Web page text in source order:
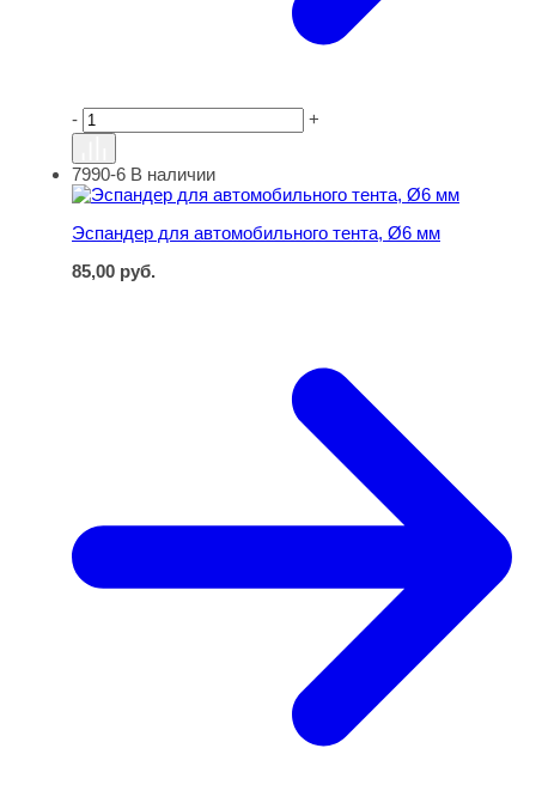
- +
Эспандер для автомобильного тента, Ø6 мм
7990-6 В наличии
Эспандер для автомобильного тента, Ø6 мм
85,00 руб.